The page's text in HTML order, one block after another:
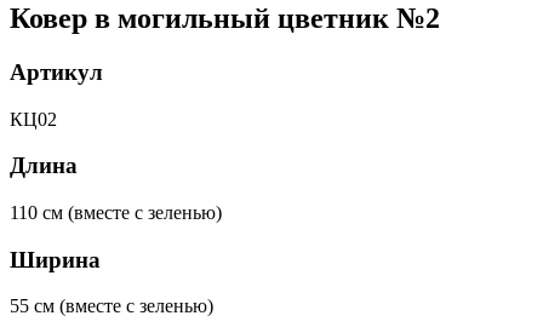
Ковер в могильный цветник №2
Артикул
КЦ02
Длина
110 см (вместе с зеленью)
Ширина
55 см (вместе с зеленью)